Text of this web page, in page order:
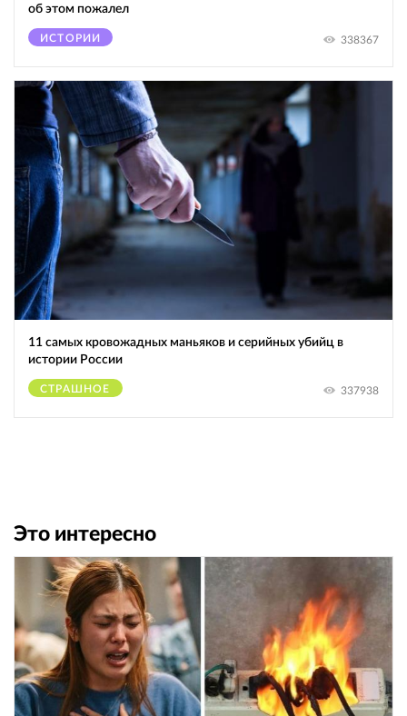
об этом пожалел
ИСТОРИИ 338367
11 самых кровожадных маньяков и серийных убийц в
истории России
СТРАШНОЕ 337938
Это интересно